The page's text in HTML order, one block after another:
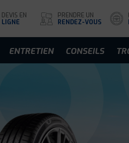
DEVIS EN
LIGNE
PRENDRE UN
RENDEZ-VOUS
ENTRETIEN CONSEILS